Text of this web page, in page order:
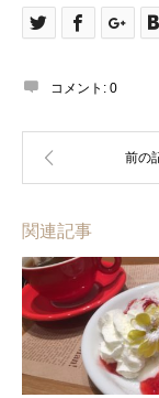
コメント: 0
関連記事